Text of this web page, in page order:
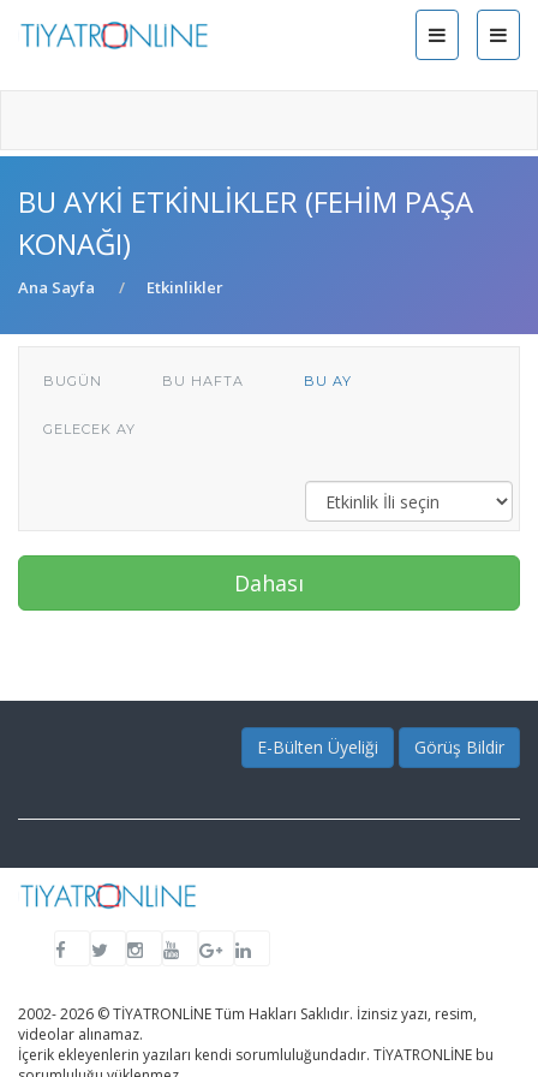
BU AYKI ETKINLIKLER (FEHIM PAŞA
KONAĞI)
Ana Sayfa Etkinlikler
BUGÜN BU HAFTA BU AY
GELECEK AY
Dahası
E-Bülten Üyeliği Görüş Bildir
2002- 2026 © TİYATRONLİNE Tüm Hakları Saklıdır. İzinsiz yazı, resim,
videolar alınamaz.
İçerik ekleyenlerin yazıları kendi sorumluluğundadır. TİYATRONLİNE bu